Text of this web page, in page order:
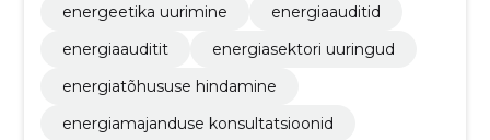
energeetika uurimine
energiaauditid
energiaauditit
energiasektori uuringud
energiatõhususe hindamine
energiamajanduse konsultatsioonid